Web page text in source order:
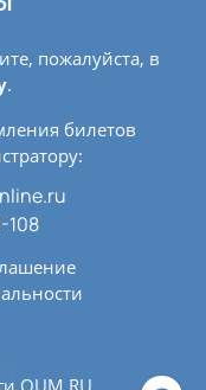
пожалуйста, в
.
билетов
108
OUM.RU